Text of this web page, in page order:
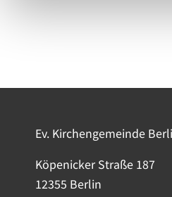
Ev. Kirchengemeinde
Köpenicker Straße 187
12355 Berlin